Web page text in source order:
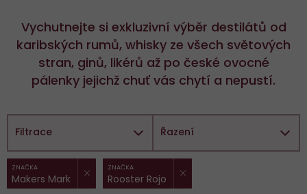
Vychutnejte si exkluzivní výběr destilátů od
karibských rumů, whisky ze všech světových
stran, ginů, likérů až po české ovocné
pálenky jejichž chuť vás chytí a nepustí.
Filtrace
Vybrané
filtry:
ZNAČKA
Makers Mark
ZNAČKA
Rooster Rojo
Řazení